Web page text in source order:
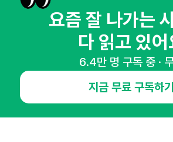
매주 화요일 아침,
마케팅 감각을 깨워 드릴게요!
65,043명의 마케터를 성장시키는 뉴스레터
요즘 잘 나가는
다 읽고 있어
6.4만 명 구독 중 ·
지금 무료 구독하기